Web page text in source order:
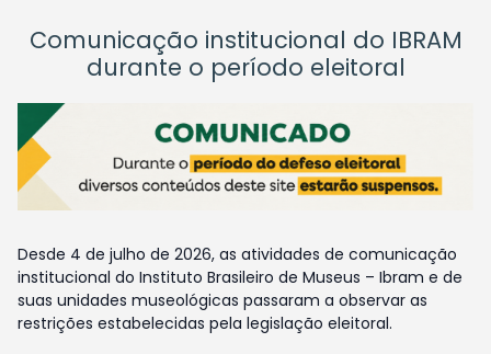
Comunicação institucional do IBRAM
durante o período eleitoral
Desde 4 de julho de 2026, as atividades de comunicação
institucional do Instituto Brasileiro de Museus – Ibram e de
suas unidades museológicas passaram a observar as
restrições estabelecidas pela legislação eleitoral.